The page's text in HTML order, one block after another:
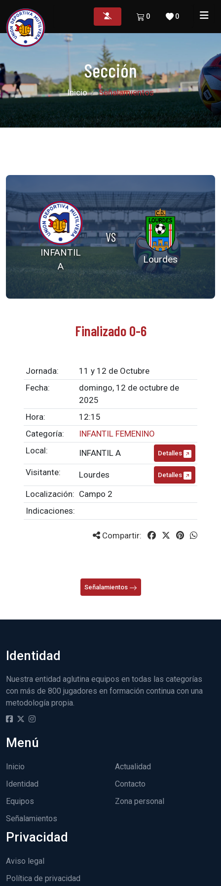
0
0
Sección
Inicio Señalamientos
INFANTIL
A
VS
Lourdes
Finalizado 0-6
Jornada:
11 y 12 de Octubre
Fecha:
domingo, 12 de octubre de
2025
Hora:
12:15
Categoría:
INFANTIL FEMENINO
Local:
INFANTIL A Detalles
Visitante: Lourdes Detalles
Localización: Campo 2
Indicaciones:
Compartir:
Señalamientos
Identidad
Nuestra entidad aglutina equipos en todas las categorías
con más de 800 jugadores en formación continua con una
metodología propia.
Menú
Inicio
Identidad
Equipos
Señalamientos
Actualidad
Contacto
Zona personal
Privacidad
Aviso legal
Política de privacidad